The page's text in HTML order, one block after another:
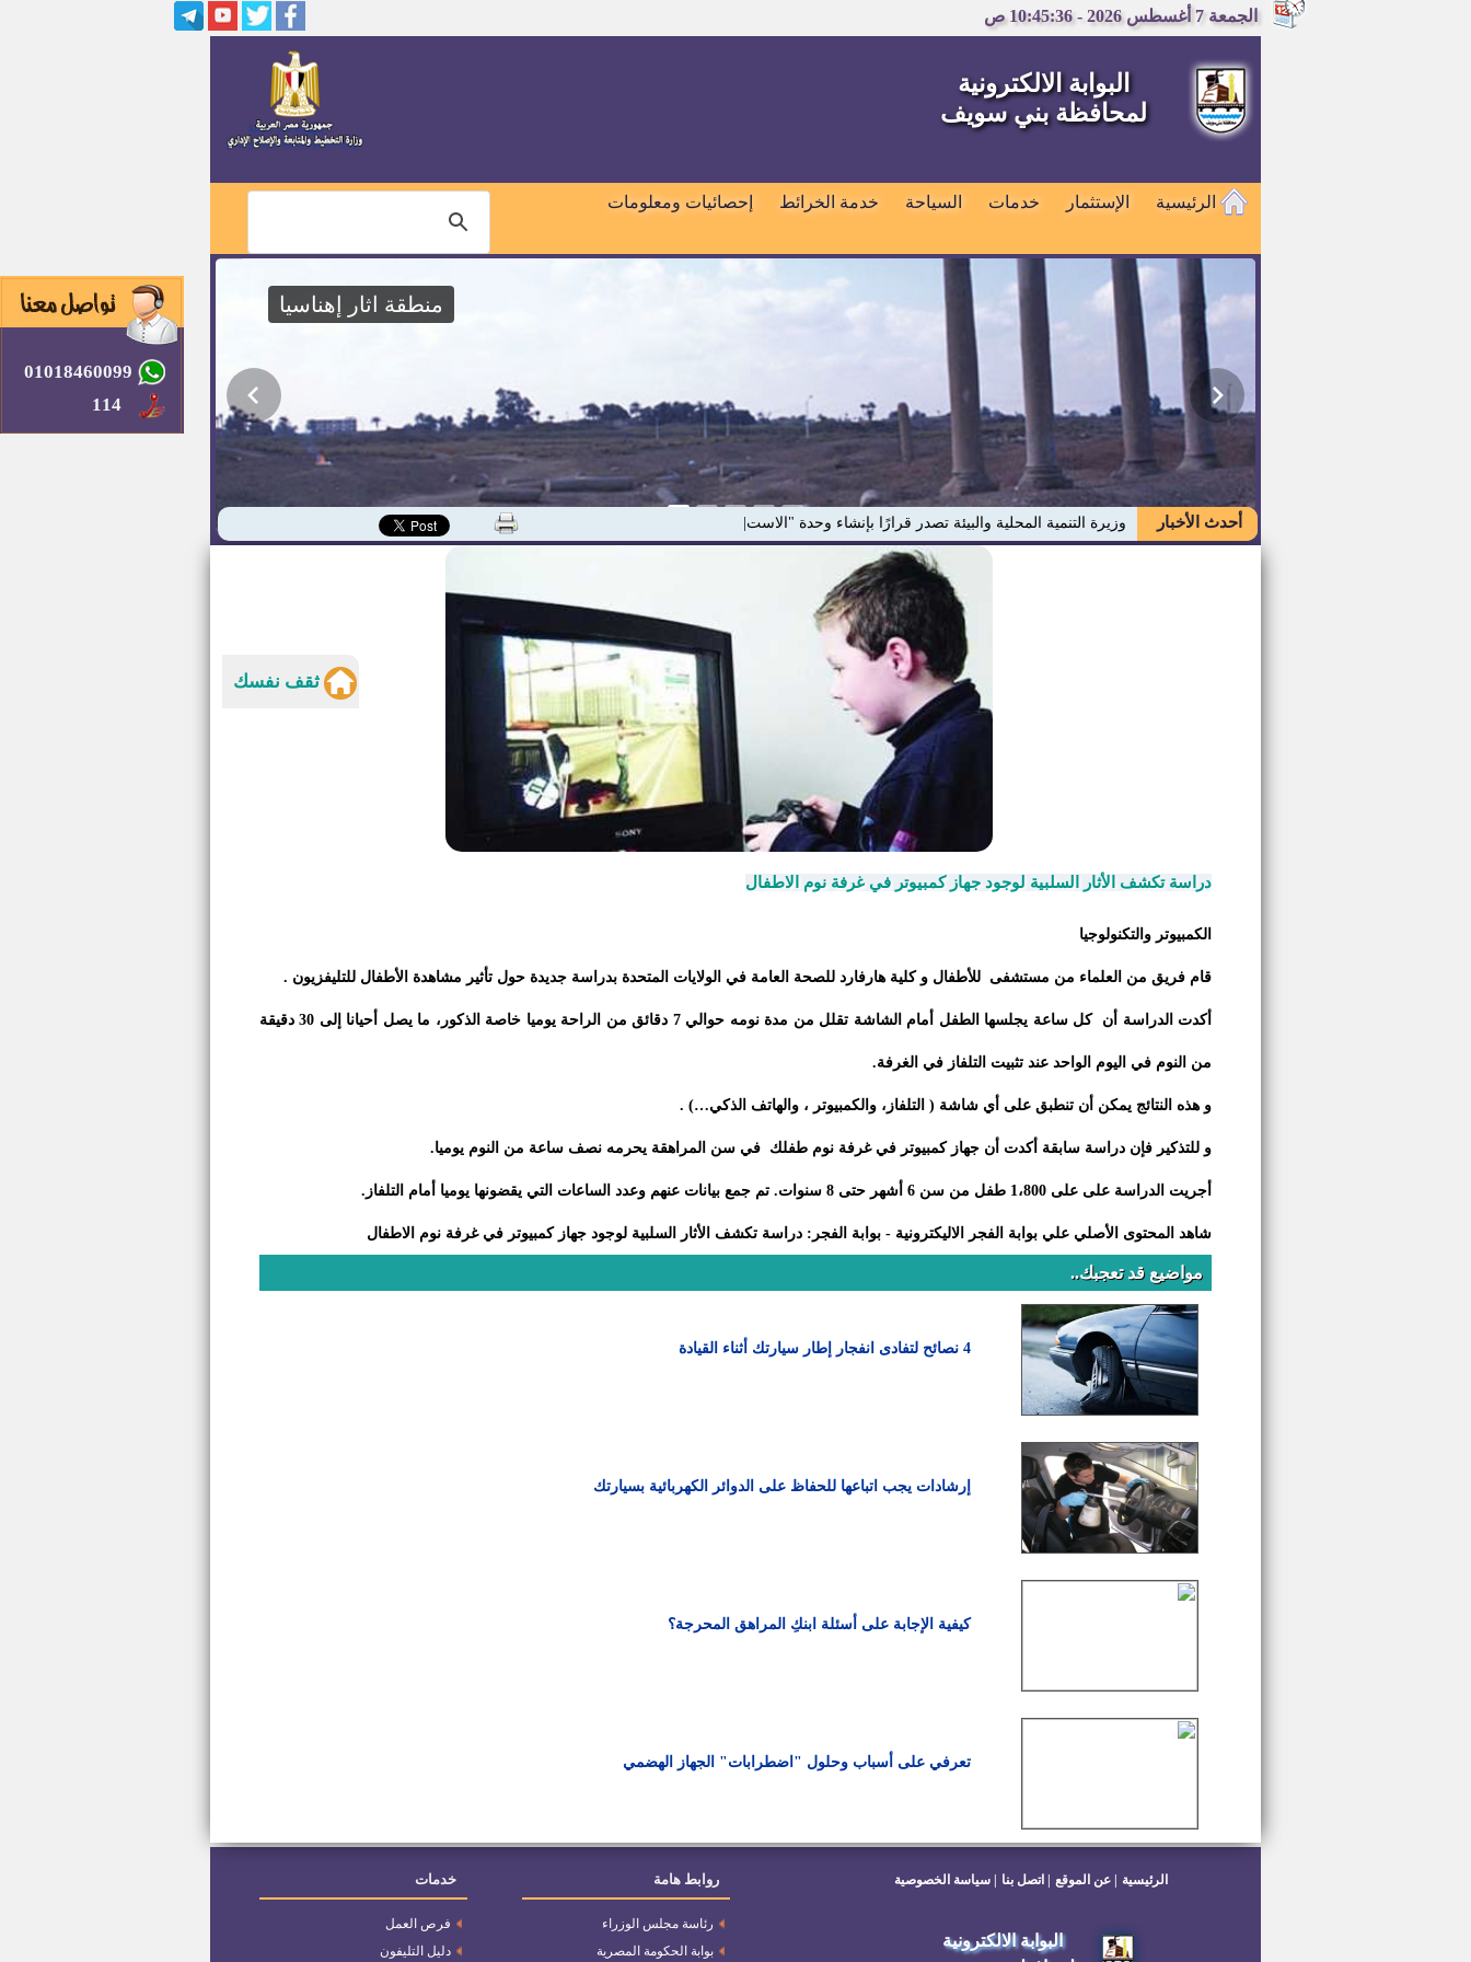
01018460099
114
الجمعة 7 أغسطس 2026 - 10:45:37 ص
البوابة الالكترونية
لمحافظة بني سويف
الرئيسية الإستثمار خدمات السياحة خدمة الخرائط إحصائيات ومعلومات
منطقة اثار إهناسيا
أحدث الأخبار وزيرة التنمية المحلية والبيئة تصدر قرارًا بإنشاء وحدة "الاستدامة والمسئ|
ثقف نفسك
دراسة تكشف الأثار السلبية لوجود جهاز كمبيوتر في غرفة نوم الاطفال
الكمبيوتر والتكنولوجيا
قام فريق من العلماء من مستشفى للأطفال و كلية هارفارد للصحة العامة في الولايات المتحدة بدراسة جديدة حول تأثير مشاهدة الأطفال للتليفزيون .
أكدت الدراسة أن كل ساعة يجلسها الطفل أمام الشاشة تقلل من مدة نومه حوالي 7 دقائق من الراحة يوميا خاصة الذكور، ما يصل أحيانا إلى 30 دقيقة
من النوم في اليوم الواحد عند تثبيت التلفاز في الغرفة.
و هذه النتائج يمكن أن تنطبق على أي شاشة ( التلفاز، والكمبيوتر ، والهاتف الذكي…) .
و للتذكير فإن دراسة سابقة أكدت أن جهاز كمبيوتر في غرفة نوم طفلك في سن المراهقة يحرمه نصف ساعة من النوم يوميا.
أجريت الدراسة على على 1،800 طفل من سن 6 أشهر حتى 8 سنوات. تم جمع بيانات عنهم وعدد الساعات التي يقضونها يوميا أمام التلفاز.
شاهد المحتوى الأصلي علي بوابة الفجر الاليكترونية - بوابة الفجر: دراسة تكشف الأثار السلبية لوجود جهاز كمبيوتر في غرفة نوم الاطفال
مواضيع قد تعجبك..
4 نصائح لتفادى انفجار إطار سيارتك أثناء القيادة
إرشادات يجب اتباعها للحفاظ على الدوائر الكهربائية بسيارتك
كيفية الإجابة على أسئلة ابنكِ المراهق المحرجة؟
تعرفي على أسباب وحلول "اضطرابات" الجهاز الهضمي
الرئيسية عن الموقع اتصل بنا سياسة الخصوصية
البوابة الالكترونية
روابط هامة
رئاسة مجلس الوزراء
بوابة الحكومة المصرية
خدمات
فرص العمل
دليل التليفون